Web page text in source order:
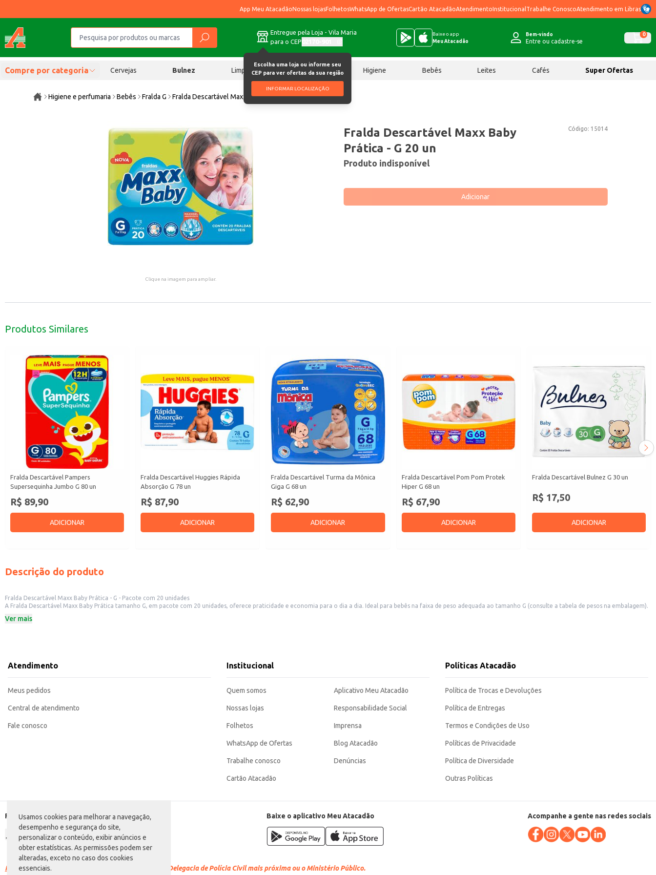
Usamos cookies para melhorar a navegação,
desempenho e segurança do site,
personalizar o conteúdo, exibir anúncios e
obter estatísticas. As permissões podem ser
alteradas, exceto no caso dos cookies
essenciais.
App Meu AtacadãoNossas lojasFolhetosWhatsApp de OfertasCartão AtacadãoAtendimentoInstitucional Trabalhe ConoscoAtendimento em Libras
Entregue pela Loja - Vila Maria
para o CEP
Escolha uma loja ou informe seu
CEP para ver ofertas da sua região
INFORMAR LOCALIZAÇÃO
Baixe o app
Meu Atacadão
Bem-vindo
Entre ou cadastre-se
0
Compre por categoria Cervejas Bulnez Limpeza Chocolates Higiene Bebês Leites Cafés Super Ofertas
Higiene e perfumaria Bebês Fralda G Fralda Descartável Maxx Baby Prática G 20 un
Clique na imagem para ampliar.
Código: 15014
Fralda Descartável Maxx Baby
Prática - G 20 un
Produto indisponível
Adicionar
Produtos Similares
Fralda Descartável Pampers
Supersequinha Jumbo G 80 un
R$ 89,90
ADICIONAR
Fralda Descartável Huggies Rápida
Absorção G 78 un
R$ 87,90
ADICIONAR
Fralda Descartável Turma da Mônica
Giga G 68 un
R$ 62,90
ADICIONAR
Fralda Descartável Pom Pom Protek
Hiper G 68 un
R$ 67,90
ADICIONAR
Fralda Descartável Bulnez G 30 un
R$ 17,50
ADICIONAR
Descrição do produto
Fralda Descartável Maxx Baby Prática - G - Pacote com 20 unidades
A Fralda Descartável Maxx Baby Prática tamanho G, em pacote com 20 unidades, oferece praticidade e economia para o dia a dia. Ideal para bebês na faixa de peso adequada ao tamanho G (consulte a tabela de pesos na embalagem).
Tamanho: G
Troque a fralda com frequência para manter a pele do bebê limpa e seca, prevenindo assaduras.
Ideal para uso doméstico e revenda em pequenos comércios.
Ver mais
Atendimento
Meus pedidos
Central de atendimento
Fale conosco
Institucional
Quem somos
Nossas lojas
Folhetos
WhatsApp de Ofertas
Trabalhe conosco
Cartão Atacadão
Aplicativo Meu Atacadão
Responsabilidade Social
Imprensa
Blog Atacadão
Denúncias
Políticas Atacadão
Política de Trocas e Devoluções
Política de Entregas
Termos e Condições de Uso
Políticas de Privacidade
Política de Diversidade
Outras Políticas
Formas de pagamento Baixe o aplicativo Meu Atacadão Acompanhe a gente nas redes sociais
Racismo é crime. Denuncie. Disque 100 ou procure a Delegacia de Polícia Civil mais próxima ou o Ministério Público.